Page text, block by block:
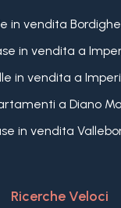
in vendita
in vendita a
in vendita a
a Diano
in vendita
Ricerche Veloci